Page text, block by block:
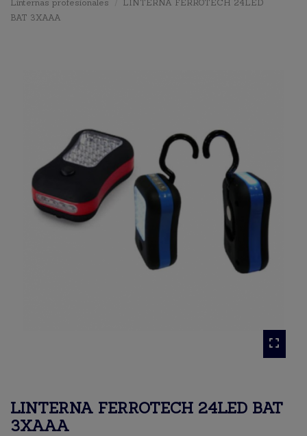
Linternas profesionales
LINTERNA FERROTECH 24LED
BAT 3XAAA
LINTERNA FERROTECH 24LED BAT
3XAAA